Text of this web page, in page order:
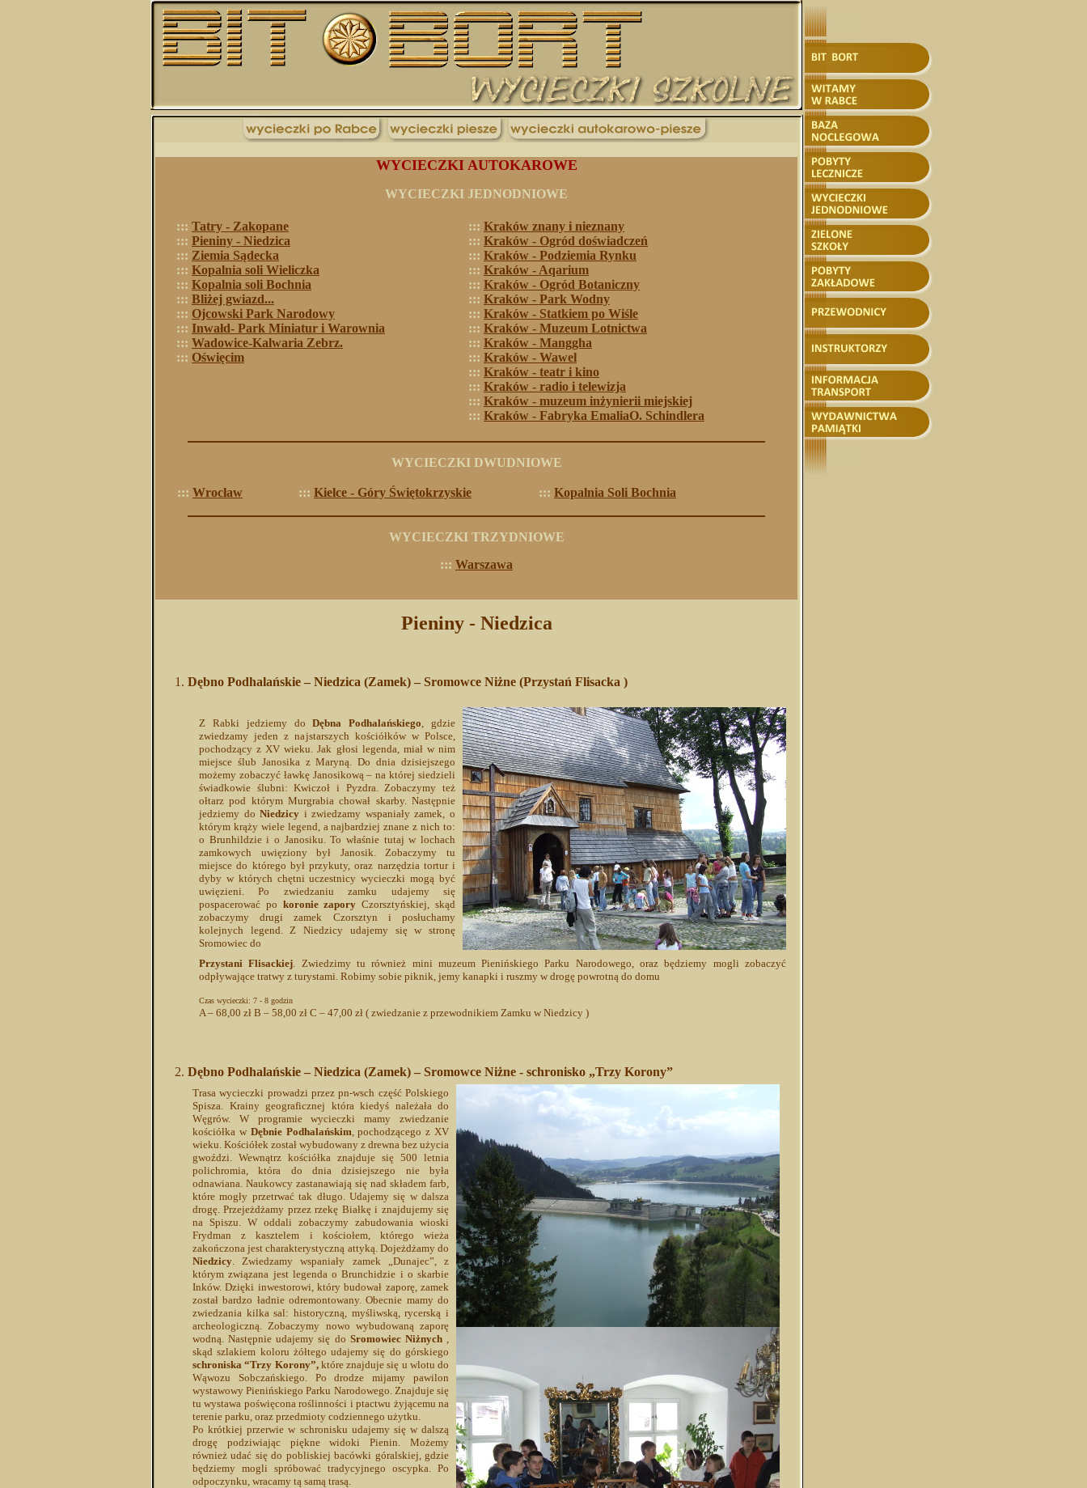
WYCIECZKI AUTOKAROWE
WYCIECZKI JEDNODNIOWE
::: Tatry - Zakopane
::: Pieniny - Niedzica
::: Ziemia Sądecka
::: Kopalnia soli Wieliczka
::: Kopalnia soli Bochnia
::: Bliżej gwiazd...
::: Ojcowski Park Narodowy
::: Inwałd- Park Miniatur i Warownia
::: Wadowice-Kalwaria Zebrz.
::: Oświęcim
::: Kraków znany i nieznany
::: Kraków - Ogród doświadczeń
::: Kraków - Podziemia Rynku
::: Kraków - Aqarium
::: Kraków - Ogród Botaniczny
::: Kraków - Park Wodny
::: Kraków - Statkiem po Wiśle
::: Kraków - Muzeum Lotnictwa
::: Kraków - Manggha
::: Kraków - Wawel
::: Kraków - teatr i kino
::: Kraków - radio i telewizja
::: Kraków - muzeum inżynierii miejskiej
::: Kraków - Fabryka EmaliaO. Schindlera
WYCIECZKI DWUDNIOWE
::: Wrocław ::: Kielce - Góry Świętokrzyskie ::: Kopalnia Soli Bochnia
WYCIECZKI TRZYDNIOWE
::: Warszawa
Pieniny - Niedzica
Dębno Podhalańskie – Niedzica (Zamek) – Sromowce Niżne (Przystań Flisacka )
Z Rabki jedziemy doDębna Podhalańskiego, gdzie
zwiedzamy jeden z najstarszych kościółków w Polsce,
pochodzący z XV wieku. Jak głosi legenda, miał w nim
miejsce ślub Janosika z Maryną. Do dnia dzisiejszego
możemy zobaczyć ławkę Janosikową – na której siedzieli
świadkowie ślubni: Kwiczoł i Pyzdra. Zobaczymy też
ołtarz pod którym Murgrabia chował skarby. Następnie
jedziemy doNiedzicy i zwiedzamy wspaniały zamek, o
którym krąży wiele legend, a najbardziej znane z nich to:
o Brunhildzie i o Janosiku. To właśnie tutaj w lochach
zamkowych uwięziony był Janosik. Zobaczymy tu
miejsce do którego był przykuty, oraz narzędzia tortur i
dyby w których chętni uczestnicy wycieczki mogą być
uwięzieni. Po zwiedzaniu zamku udajemy się
pospacerować po koronie zapory Czorsztyńskiej, skąd
zobaczymy drugi zamek Czorsztyn i posłuchamy
kolejnych legend. Z Niedzicy udajemy się w stronę
Sromowiec do
Przystani Flisackiej. Zwiedzimy tu również mini muzeum Pienińskiego Parku Narodowego, oraz będziemy mogli zobaczyć
odpływające tratwy z turystami. Robimy sobie piknik, jemy kanapki i ruszmy w drogę powrotną do domu
Czas wycieczki: 7 - 8 godzin
A – 68,00 zł B – 58,00 zł C – 47,00 zł ( zwiedzanie z przewodnikiem Zamku w Niedzicy )
Dębno Podhalańskie – Niedzica (Zamek) – Sromowce Niżne - schronisko „Trzy Korony”
Trasa wycieczki prowadzi przez pn-wsch część Polskiego
Spisza. Krainy geograficznej która kiedyś należała do
Węgrów. W programie wycieczki mamy zwiedzanie
kościółka w Dębnie Podhalańskim, pochodzącego z XV
wieku. Kościółek został wybudowany z drewna bez użycia
gwoździ. Wewnątrz kościółka znajduje się 500 letnia
polichromia, która do dnia dzisiejszego nie była
odnawiana. Naukowcy zastanawiają się nad składem farb,
które mogły przetrwać tak długo. Udajemy się w dalsza
drogę. Przejeżdżamy przez rzekę Białkę i znajdujemy się
na Spiszu. W oddali zobaczymy zabudowania wioski
Frydman z kasztelem i kościołem, którego wieża
zakończona jest charakterystyczną attyką. Dojeżdżamy do
Niedzicy. Zwiedzamy wspaniały zamek „Dunajec”, z
którym związana jest legenda o Brunchidzie i o skarbie
Inków. Dzięki inwestorowi, który budował zaporę, zamek
został bardzo ładnie odremontowany. Obecnie mamy do
zwiedzania kilka sal: historyczną, myśliwską, rycerską i
archeologiczną. Zobaczymy nowo wybudowaną zaporę
wodną. Następnie udajemy się do Sromowiec Niżnych,
skąd szlakiem koloru żółtego udajemy się do górskiego
schroniska “Trzy Korony”,które znajduje się u wlotu do
Wąwozu Sobczańskiego. Po drodze mijamy pawilon
wystawowy Pienińskiego Parku Narodowego. Znajduje się
tu wystawa poświęcona roślinności i ptactwu żyjącemu na
terenie parku, oraz przedmioty codziennego użytku.
Po krótkiej przerwie w schronisku udajemy się w dalszą
drogę podziwiając piękne widoki Pienin. Możemy
również udać się do pobliskiej bacówki góralskiej, gdzie
będziemy mogli spróbować tradycyjnego oscypka. Po
odpoczynku, wracamy tą samą trasą.